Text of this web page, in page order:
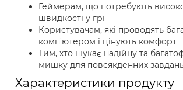
Геймерам, що потребують
швидкості у грі
Користувачам, які проводять
комп'ютером і цінують комфорт
Тим, хто шукає надійну та
мишку для повсякденних
Характеристики продукту